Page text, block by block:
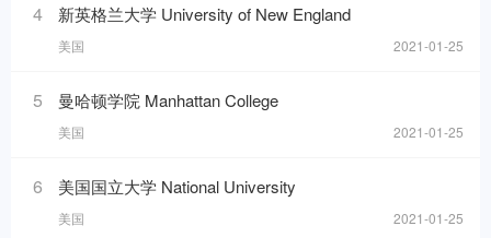
4 新英格兰大学 University of New England
美国 2021-01-25
5 曼哈顿学院 Manhattan College
美国 2021-01-25
6 美国国立大学 National University
美国 2021-01-25